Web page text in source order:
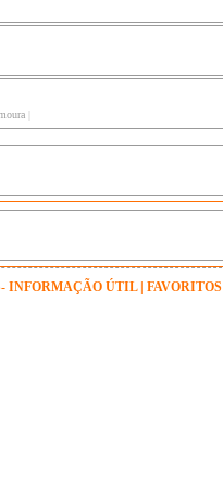
INFORMAÇÃO ÚTIL| FAVORITOS